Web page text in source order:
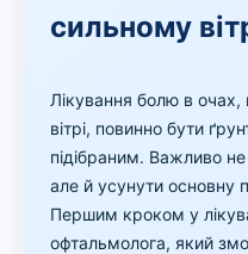
сильному
Лікування болю в
вітрі, повинно бути
підібраним. Важливо
але й усунути основну
Першим кроком у
офтальмолога, який